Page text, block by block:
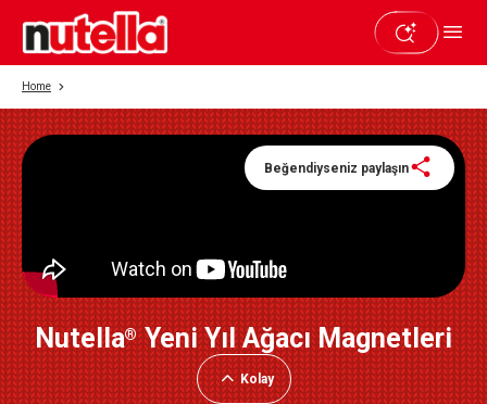
Home
Nutella®Yeni Yıl Ağacı Magnetleri
Kolay
Beğendiyseniz paylaşın